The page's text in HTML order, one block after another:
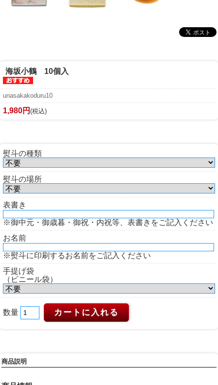
海坂小鶴 10個入
unasakakoduru10
1,980円 (税込)
熨斗の種類
熨斗の場所
表書き
※御中元・御歳暮・御祝・内祝等、表書きをご記入ください
お名前
※熨斗に印刷するお名前をご記入ください
手提げ袋
（ビニール袋）
数量
商品説明